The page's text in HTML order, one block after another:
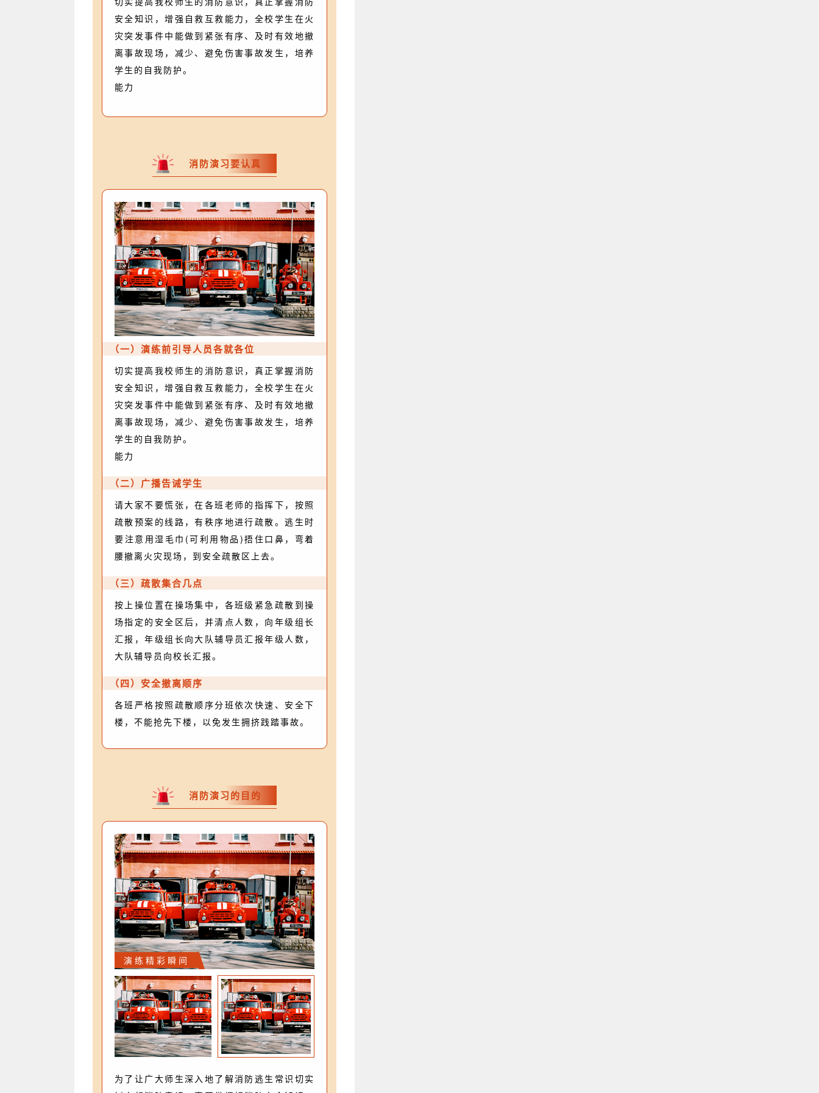
安全知识，增强自救互救能力，全校学生在火
灾突发事件中能做到紧张有序、及时有效地撤
离事故现场，减少、避免伤害事故发生，培养
学生的自我防护。
能力
消防演习要认真
（一）演练前引导人员各就各位
切实提高我校师生的消防意识，真正掌握消防
安全知识，增强自救互救能力，全校学生在火
灾突发事件中能做到紧张有序、及时有效地撤
离事故现场，减少、避免伤害事故发生，培养
学生的自我防护。
能力
（二）广播告诫学生
请大家不要慌张，在各班老师的指挥下，按照
疏散预案的线路，有秩序地进行疏散。逃生时
要注意用湿毛巾(可利用物品)捂住口鼻，弯着
腰撤离火灾现场，到安全疏散区上去。
（三）疏散集合几点
按上操位置在操场集中，各班级紧急疏散到操
场指定的安全区后，并清点人数，向年级组长
汇报，年级组长向大队辅导员汇报年级人数，
大队辅导员向校长汇报。
（四）安全撤离顺序
各班严格按照疏散顺序分班依次快速、安全下
楼，不能抢先下楼，以免发生拥挤践踏事故。
消防演习的目的
演练精彩瞬间
为了让广大师生深入地了解消防逃生常识切实